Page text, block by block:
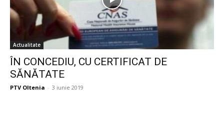
Actualitate
ÎN CONCEDIU, CU CERTIFICAT DE
SĂNĂTATE
PTV Oltenia - 3 iunie 2019